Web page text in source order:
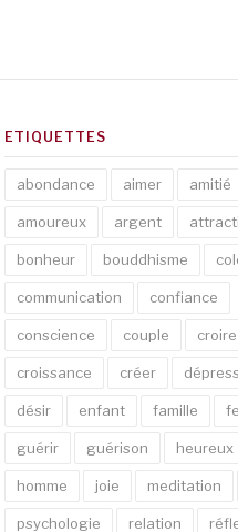
ETIQUETTES
abondance aimer amitié
amoureux argent
bonheur bouddhisme
communication confiance
conscience couple croire
croissance créer
désir enfant famille
guérir guérison heureux
homme joie meditation
psychologie relation